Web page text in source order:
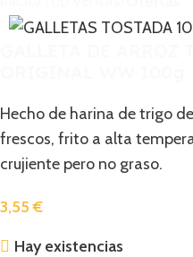
GALLETA DE ARROZ
Hecho de harina de trigo
frescos, frito a alta
crujiente pero no graso.
3,55€
Hay existencias
Corea
hot pot
jarabe